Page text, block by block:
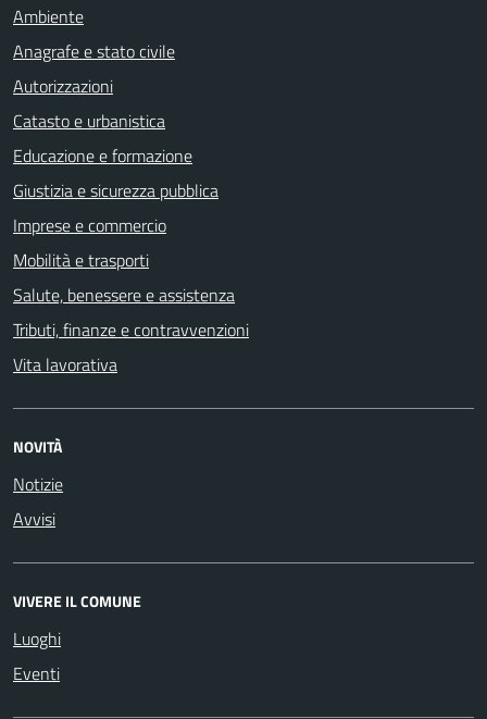
Ambiente
Anagrafe e stato civile
Autorizzazioni
Catasto e urbanistica
Educazione e formazione
Giustizia e sicurezza pubblica
Imprese e commercio
Mobilità e trasporti
Salute, benessere e assistenza
Tributi, finanze e contravvenzioni
Vita lavorativa
NOVITÀ
Notizie
Avvisi
VIVERE IL COMUNE
Luoghi
Eventi